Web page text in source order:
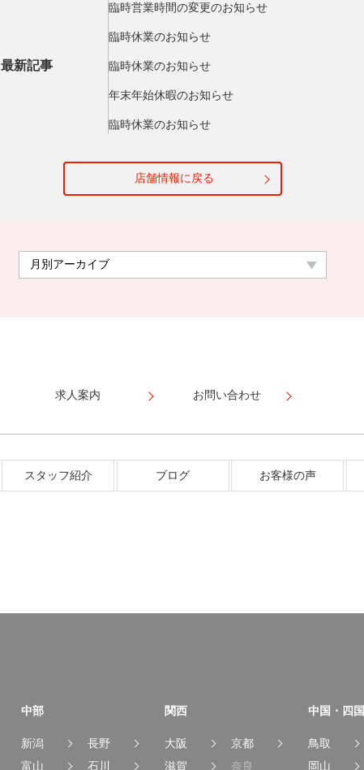
最新記事
臨時営業時間の変更のお知らせ
臨時休業のお知らせ
臨時休業のお知らせ
年末年始休暇のお知らせ
臨時休業のお知らせ
店舗情報に戻る
求人案内 お問い合わせ
スタッフ紹介 ブログ お客様の声
中部
新潟
長野
富山
石川
関西
大阪
京都
滋賀
奈良
中国・四国
鳥取
岡山